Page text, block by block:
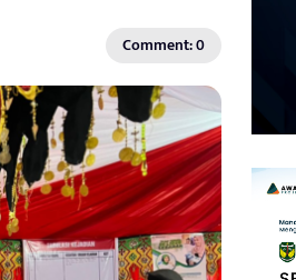
Comment: 0